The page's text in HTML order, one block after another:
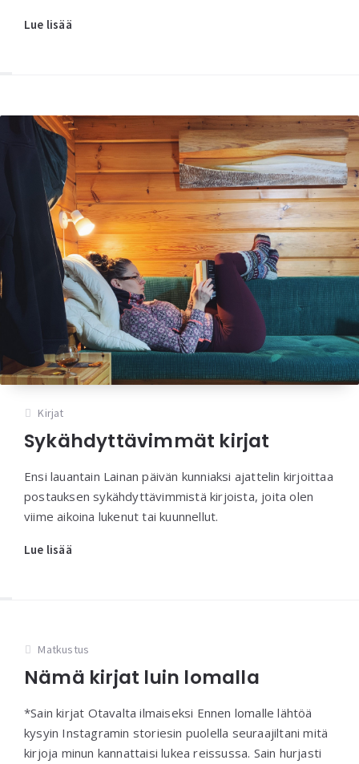
Lue lisää
Kirjat
Sykähdyttävimmät kirjat
Ensi lauantain Lainan päivän kunniaksi ajattelin kirjoittaa
postauksen sykähdyttävimmistä kirjoista, joita olen
viime aikoina lukenut tai kuunnellut.
Lue lisää
Matkustus
Nämä kirjat luin lomalla
*Sain kirjat Otavalta ilmaiseksi Ennen lomalle lähtöä
kysyin Instagramin storiesin puolella seuraajiltani mitä
kirjoja minun kannattaisi lukea reissussa. Sain hurjasti